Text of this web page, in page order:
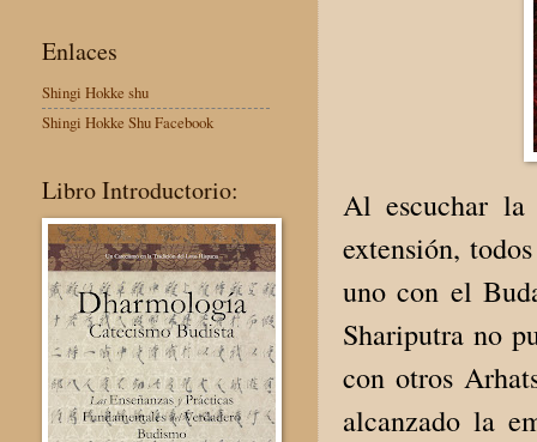
Al escuchar
extensión,
uno con el
Shariputra no
con otros
alcanzado la
Enlaces
Shingi Hokke shu
Shingi Hokke Shu Facebook
Libro Introductorio: